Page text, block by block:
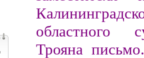
областного
Трояна